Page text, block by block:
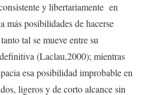
y libertariamente en
más posibilidades de hacerse
tal se mueve entre su
(Laclau,2000); mientras
esa posibilidad improbable en
ligeros y de corto alcance sin